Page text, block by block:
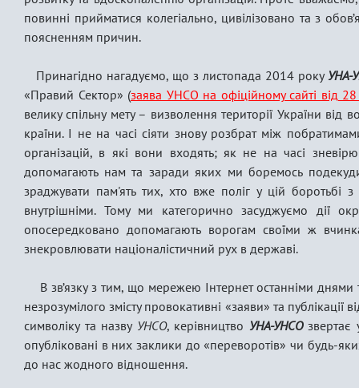
повинні прийматися колегіально, цивілізовано та з
поясненням причин.
Принагідно нагадуємо, що з листопада 2014 рокуУНА-
«Правий Сектор» (заява УНСО на офіційному сайті від
велику спільну мету – визволення території України від
країни. І не на часі сіяти знову розбрат між
організацій, в які вони входять; як не на часі
допомагають нам та заради яких ми боремось
зраджувати пам'ять тих, хто вже поліг у цій боротьбі
внутрішніми. Тому ми категорично засуджуємо дії
опосередковано допомагають ворогам своїми ж
знекровлювати націоналістичний рух в державі.
В зв’язку з тим, що мережею Інтернет останніми
незрозумілого змісту провокативні «заяви» та публікації
символіку та назву УНСО, керівництво УНА-УНСОзвертає
опубліковані в них заклики до «переворотів» чи будь-
до нас жодного відношення.